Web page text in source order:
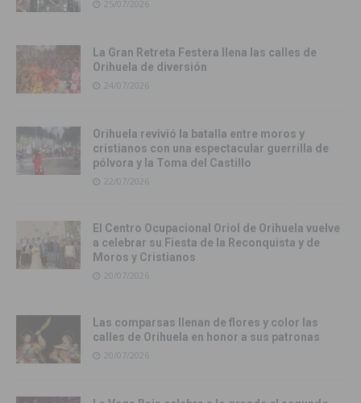
25/07/2026
La Gran Retreta Festera llena las calles de
Orihuela de diversión
24/07/2026
Orihuela revivió la batalla entre moros y
cristianos con una espectacular guerrilla de
pólvora y la Toma del Castillo
22/07/2026
El Centro Ocupacional Oriol de Orihuela vuelve
a celebrar su Fiesta de la Reconquista y de
Moros y Cristianos
20/07/2026
Las comparsas llenan de flores y color las
calles de Orihuela en honor a sus patronas
20/07/2026